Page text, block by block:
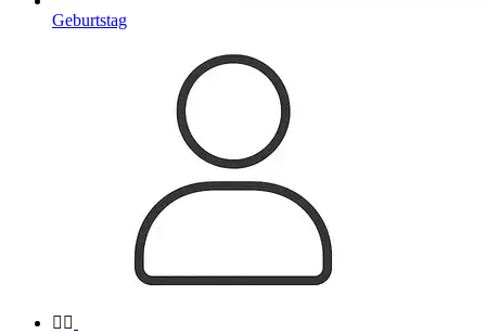
Geburtstag
 